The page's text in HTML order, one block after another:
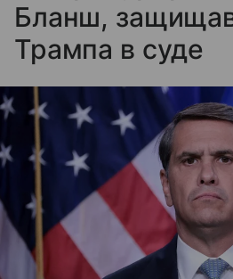
Бланш,
Трампа в суде